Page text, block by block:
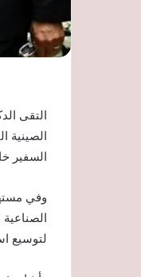
التقى
السفير
وفي
لتوسيع